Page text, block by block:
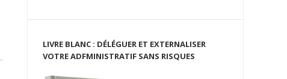
LIVRE BLANC : DÉLÉGUER ET EXTERNALISER
VOTRE ADFMINISTRATIF SANS RISQUES